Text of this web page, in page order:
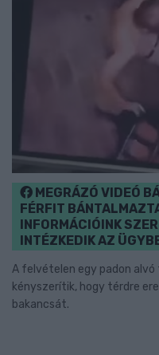
MEGRÁZÓ VIDEÓ
FÉRFIT
INFORMÁCIÓINK
INTÉZKEDIK AZ
A felvételen egy padon
kényszerítik, hogy térdre
bakancsát.